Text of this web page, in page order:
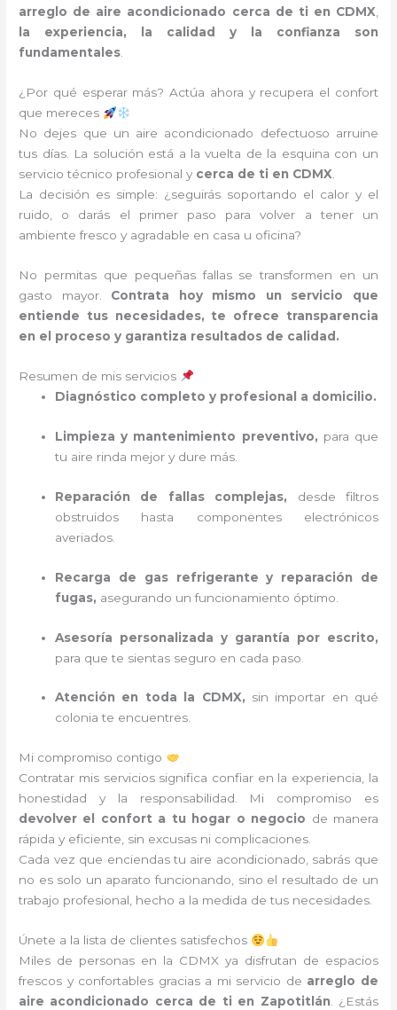
arreglo de aire acondicionado cerca de ti en CDMX,
la experiencia, la calidad y la confianza son
fundamentales.
¿Por qué esperar más? Actúa ahora y recupera el confort
que mereces
No dejes que un aire acondicionado defectuoso arruine
tus días. La solución está a la vuelta de la esquina con un
servicio técnico profesional y cerca de ti en CDMX.
La decisión es simple: ¿seguirás soportando el calor y el
ruido, o darás el primer paso para volver a tener un
ambiente fresco y agradable en casa u oficina?
No permitas que pequeñas fallas se transformen en un
gasto mayor. Contrata hoy mismo un servicio que
entiende tus necesidades, te ofrece transparencia
en el proceso y garantiza resultados de calidad.
Resumen de mis servicios
Diagnóstico completo y profesional a domicilio.
Limpieza y mantenimiento preventivo, para que
tu aire rinda mejor y dure más.
Reparación de fallas complejas, desde filtros
obstruidos hasta componentes electrónicos
averiados.
Recarga de gas refrigerante y reparación de
fugas, asegurando un funcionamiento óptimo.
Asesoría personalizada y garantía por escrito,
para que te sientas seguro en cada paso.
Atención en toda la CDMX, sin importar en qué
colonia te encuentres.
Mi compromiso contigo
Contratar mis servicios significa confiar en la experiencia, la
honestidad y la responsabilidad. Mi compromiso es
devolver el confort a tu hogar o negocio de manera
rápida y eficiente, sin excusas ni complicaciones.
Cada vez que enciendas tu aire acondicionado, sabrás que
no es solo un aparato funcionando, sino el resultado de un
trabajo profesional, hecho a la medida de tus necesidades.
Únete a la lista de clientes satisfechos
Miles de personas en la CDMX ya disfrutan de espacios
frescos y confortables gracias a mi servicio de arreglo de
aire acondicionado cerca de ti en Zapotitlán . ¿Estás